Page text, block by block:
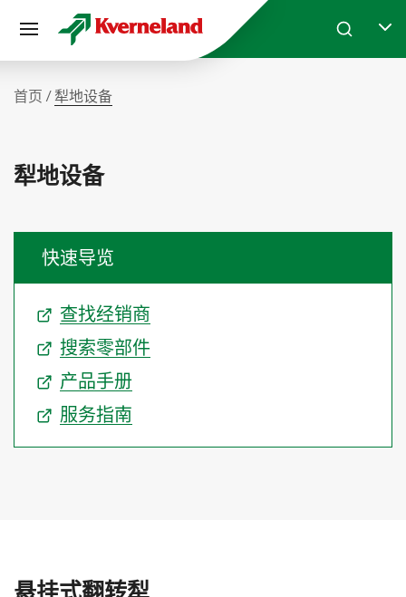
Skip to main content Search
首页 犁地设备
犁地设备
快速导览
查找经销商
搜索零部件
产品手册
服务指南
悬挂式翻转犁
Cookie管理面板